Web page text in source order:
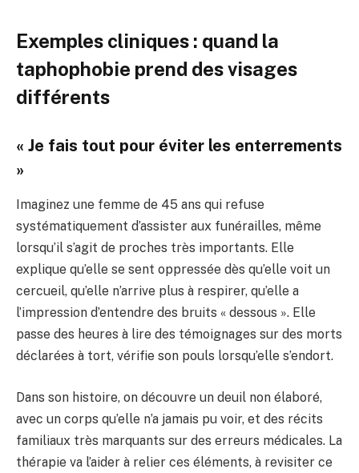
Exemples cliniques : quand la
taphophobie prend des visages
différents
« Je fais tout pour éviter les enterrements
»
Imaginez une femme de 45 ans qui refuse
systématiquement d’assister aux funérailles, même
lorsqu’il s’agit de proches très importants. Elle
explique qu’elle se sent oppressée dès qu’elle voit un
cercueil, qu’elle n’arrive plus à respirer, qu’elle a
l’impression d’entendre des bruits « dessous ». Elle
passe des heures à lire des témoignages sur des morts
déclarées à tort, vérifie son pouls lorsqu’elle s’endort.
Dans son histoire, on découvre un deuil non élaboré,
avec un corps qu’elle n’a jamais pu voir, et des récits
familiaux très marquants sur des erreurs médicales. La
thérapie va l’aider à relier ces éléments, à revisiter ce